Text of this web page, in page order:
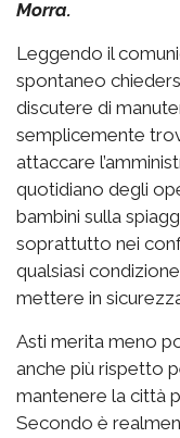
Morra.
Leggendo il
spontaneo
discutere di
semplicemente
attaccare
quotidiano degli
bambini sulla
soprattutto nei
qualsiasi
mettere in
Asti merita meno
anche più rispetto
mantenere la città
Secondo è